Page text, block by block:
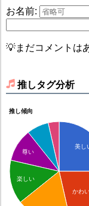
お名前:
💡まだコメントは
推しタグ分析
推し傾向
美し
かわ
尊い
楽しい